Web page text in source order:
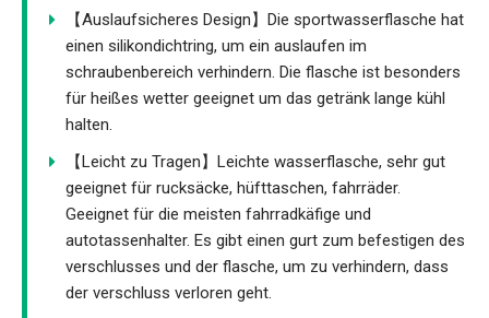
【Auslaufsicheres Design】Die sportwasserflasche hat
einen silikondichtring, um ein auslaufen im
schraubenbereich verhindern. Die flasche ist besonders
für heißes wetter geeignet um das getränk lange kühl
halten.
【Leicht zu Tragen】Leichte wasserflasche, sehr gut
geeignet für rucksäcke, hüfttaschen, fahrräder.
Geeignet für die meisten fahrradkäfige und
autotassenhalter. Es gibt einen gurt zum befestigen des
verschlusses und der flasche, um zu verhindern, dass
der verschluss verloren geht.